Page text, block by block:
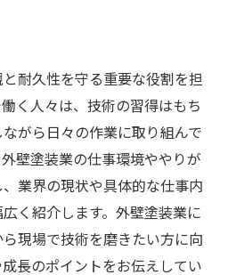
耐久性を守る重要な役割を担
く人々は、技術の習得はもち
がら日々の作業に取り組んで
壁塗装業の仕事環境ややりが
業界の現状や具体的な仕事内
く紹介します。外壁塗装業に
現場で技術を磨きたい方に向
長のポイントをお伝えしてい